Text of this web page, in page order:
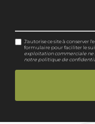
J'autorise ce site à conserver
formulaire pour faciliter le
exploitation commerciale ne
notre politique de